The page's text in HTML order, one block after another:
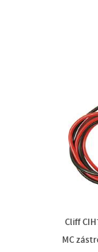
Cliff
MC